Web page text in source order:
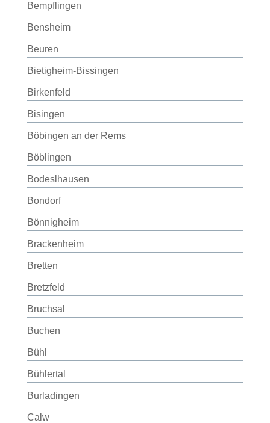
Bempflingen
Bensheim
Beuren
Bietigheim-Bissingen
Birkenfeld
Bisingen
Böbingen an der Rems
Böblingen
Bodeslhausen
Bondorf
Bönnigheim
Brackenheim
Bretten
Bretzfeld
Bruchsal
Buchen
Bühl
Bühlertal
Burladingen
Calw